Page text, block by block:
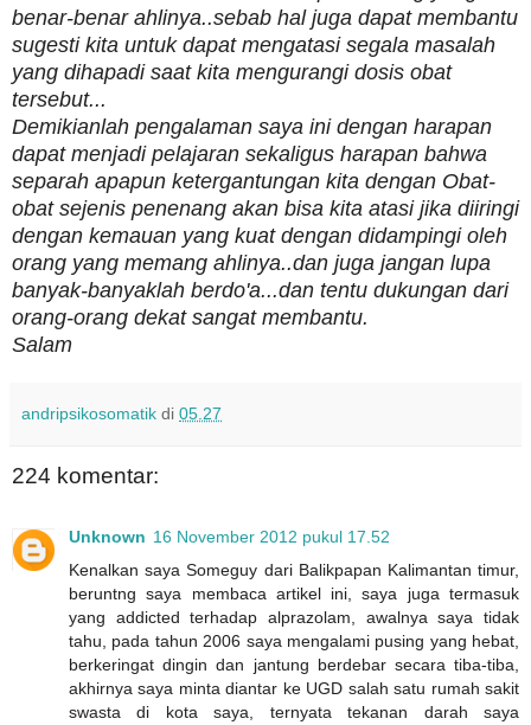
benar-benar ahlinya..sebab hal juga dapat membantu
sugesti kita untuk dapat mengatasi segala masalah
yang dihapadi saat kita mengurangi dosis obat
tersebut...
Demikianlah pengalaman saya ini dengan harapan
dapat menjadi pelajaran sekaligus harapan bahwa
separah apapun ketergantungan kita dengan Obat-
obat sejenis penenang akan bisa kita atasi jika diiringi
dengan kemauan yang kuat dengan didampingi oleh
orang yang memang ahlinya..dan juga jangan lupa
banyak-banyaklah berdo'a...dan tentu dukungan dari
orang-orang dekat sangat membantu.
Salam
andripsikosomatik di 05.27
224 komentar:
Unknown 16 November 2012 pukul 17.52
Kenalkan saya Someguy dari Balikpapan Kalimantan timur,
beruntng saya membaca artikel ini, saya juga termasuk
yang addicted terhadap alprazolam, awalnya saya tidak
tahu, pada tahun 2006 saya mengalami pusing yang hebat,
berkeringat dingin dan jantung berdebar secara tiba-tiba,
akhirnya saya minta diantar ke UGD salah satu rumah sakit
swasta di kota saya, ternyata tekanan darah saya